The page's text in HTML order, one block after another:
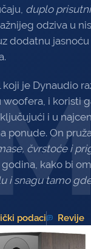
duplo
odziva u
dodatnu jasnoću
koji je Dynaudio
woofera, i koristi
i u
ponude. On
čvrstoće i
kako bi
i snagu tamo
podaci Revije